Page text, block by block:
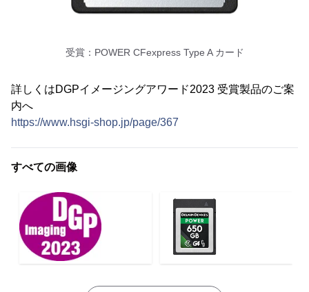
受賞：POWER CFexpress Type A カード
詳しくはDGPイメージングアワード2023 受賞製品のご案
内へ
https://www.hsgi-shop.jp/page/367
すべての画像